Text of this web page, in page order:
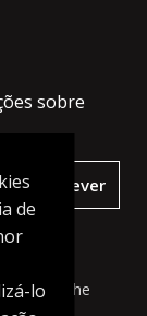
sobre
Subscrever
da
I
forth in the
de
lo